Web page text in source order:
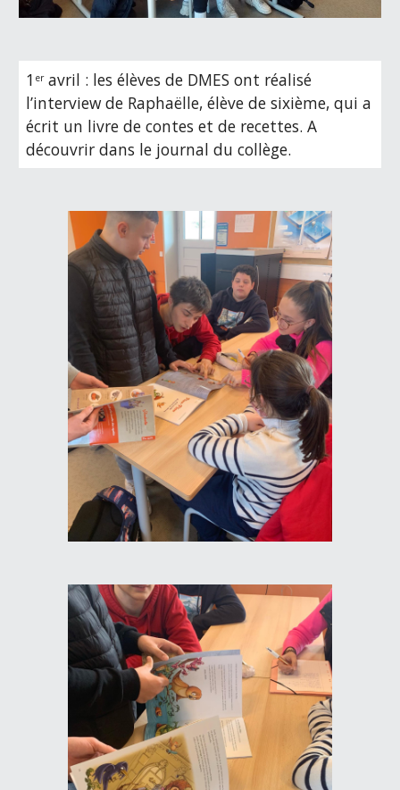
1 er avril : les élèves de DMES ont réalisé
l’interview de Raphaëlle, élève de sixième, qui a
écrit un livre de contes et de recettes. A
découvrir dans le journal du collège.